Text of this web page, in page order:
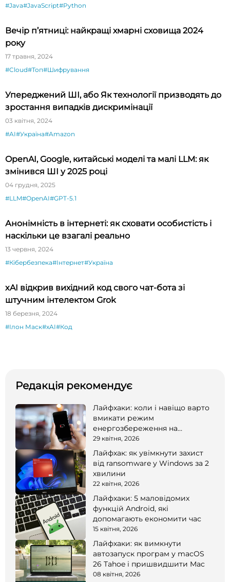
#Java#JavaScript#Python
Вечір п’ятниці: найкращі хмарні сховища 2024
року
17 травня, 2024
#Cloud#Топ#Шифрування
Упереджений ШІ, або Як технології призводять до
зростання випадків дискримінації
03 квітня, 2024
#AI#Україна#Amazon
OpenAI, Google, китайські моделі та малі LLM: як
змінився ШІ у 2025 році
04 грудня, 2025
#LLM#OpenAI#GPT-5.1
Анонімність в інтернеті: як сховати особистість і
наскільки це взагалі реально
13 червня, 2024
#Кібербезпека#Інтернет#Україна
xAI відкрив вихідний код свого чат-бота зі
штучним інтелектом Grok
18 березня, 2024
#Ілон Маск#xAI#Код
Редакція рекомендує
Лайфхаки: коли і навіщо варто
вмикати режим
енергозбереження на
смартфоні
29 квітня, 2026
Лайфхак: як увімкнути захист
від ransomware у Windows за 2
хвилини
22 квітня, 2026
Лайфхаки: 5 маловідомих
функцій Android, які
допомагають економити час
15 квітня, 2026
Лайфхаки: як вимкнути
автозапуск програм у macOS
26 Tahoe і пришвидшити Mac
08 квітня, 2026